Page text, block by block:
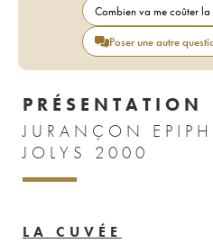
Combien va me coûter
Poser une autre
PRÉSENTATION
JURANÇON
JOLYS 2000
LA CUVÉE